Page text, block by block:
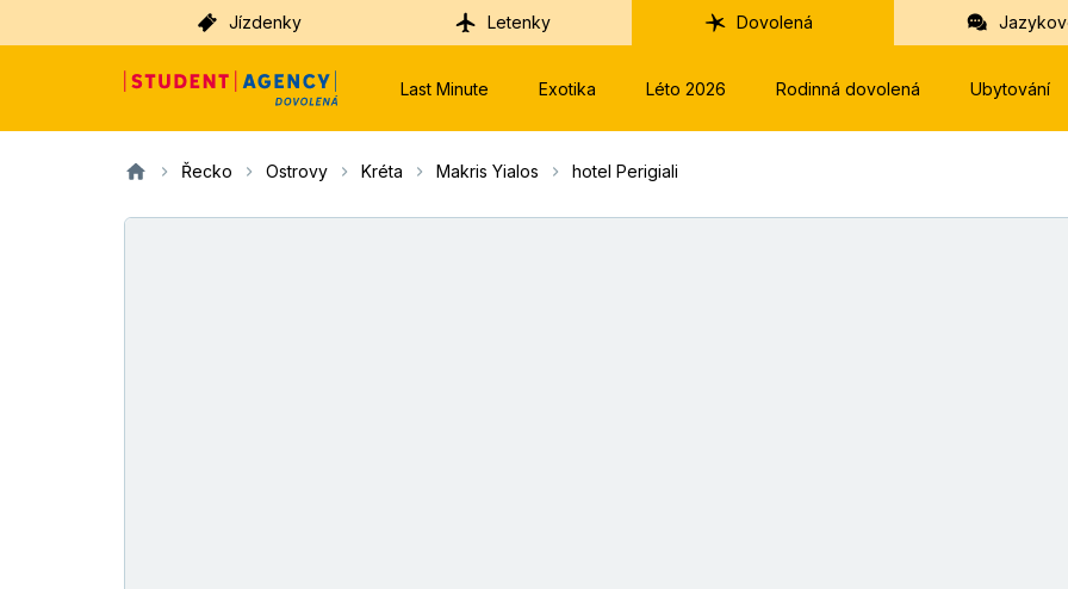
Jízdenky Letenky Dovolená
Last Minute Exotika Léto 2026 Rodinná dovolená Ubytování
Řecko Ostrovy Kréta Makris Yialos hotel Perigiali